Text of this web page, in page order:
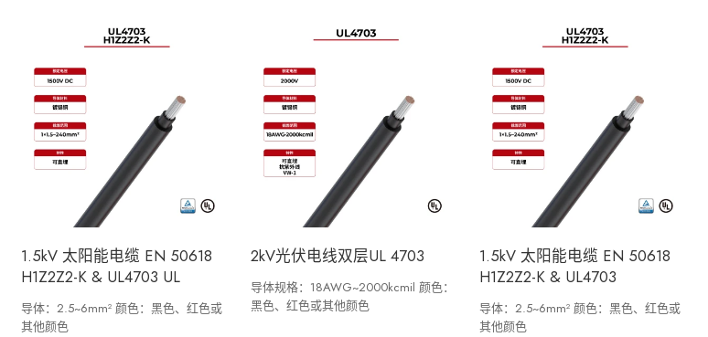
1.5kV 太阳能电缆 EN 50618
H1Z2Z2-K & UL4703 UL
导体：2.5~6mm² 颜色：黑色、红色或
其他颜色
2kV光伏电线双层UL 4703
导体规格：18AWG~2000kcmil 颜色：
黑色、红色或其他颜色
1.5kV 太阳能电缆 EN 50618
H1Z2Z2-K & UL4703
导体：2.5~6mm² 颜色：黑色、红色或
其他颜色